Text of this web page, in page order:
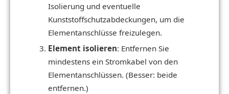
Isolierung und eventuelle
Kunststoffschutzabdeckungen, um die
Elementanschlüsse freizulegen.
Element isolieren: Entfernen Sie
mindestens ein Stromkabel von den
Elementanschlüssen. (Besser: beide
entfernen.)